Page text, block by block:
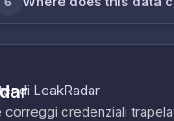
correggi credenziali